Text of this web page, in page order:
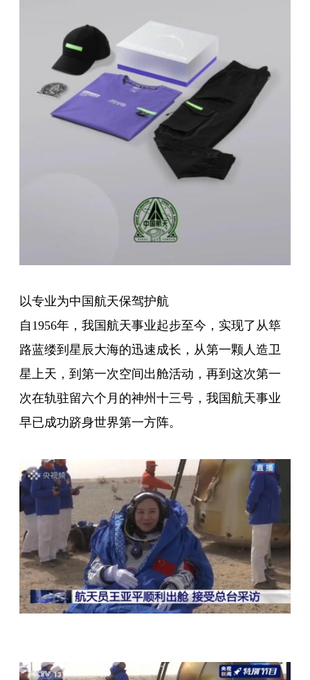
以专业为中国航天保驾护航
自1956年，我国航天事业起步至今，实现了从筚
路蓝缕到星辰大海的迅速成长，从第一颗人造卫
星上天，到第一次空间出舱活动，再到这次第一
次在轨驻留六个月的神州十三号，我国航天事业
早已成功跻身世界第一方阵。